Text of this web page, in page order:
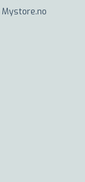
Mystore.no